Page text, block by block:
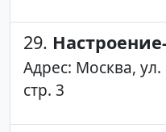
29.
Адрес: Москва,
стр. 3